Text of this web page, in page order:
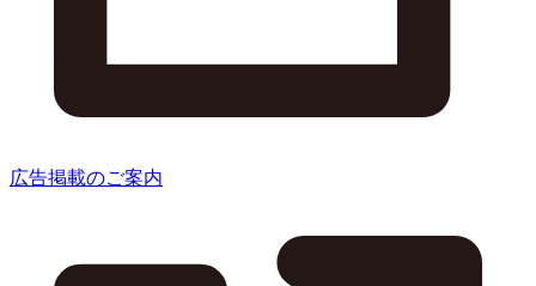
広告掲載のご案内